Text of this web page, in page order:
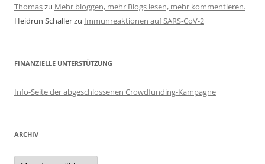
Thomaszu Mehr bloggen, mehr Blogs lesen, mehr kommentieren.
Heidrun Schallerzu Immunreaktionen auf SARS-CoV-2
FINANZIELLE UNTERSTÜTZUNG
Info-Seite der abgeschlossenen Crowdfunding-Kampagne
ARCHIV
Archiv